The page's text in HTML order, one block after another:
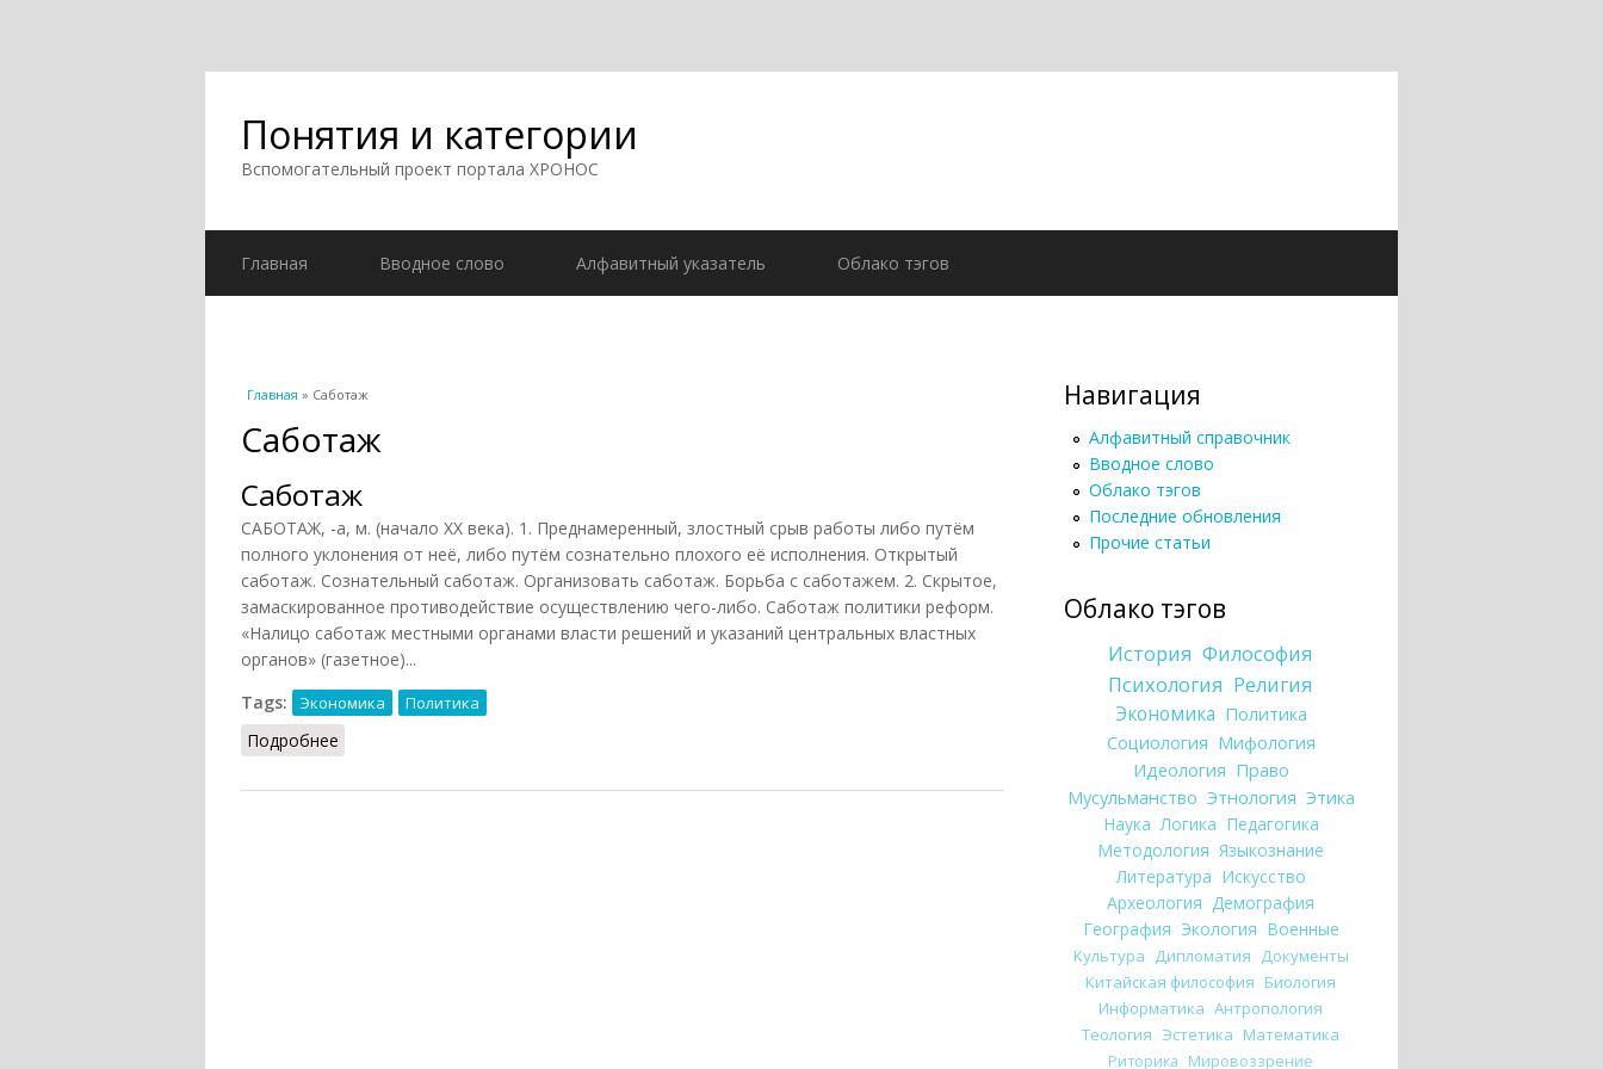
Понятия и категории
Вспомогательный проект портала ХРОНОС
Главная Вводное слово Алфавитный указатель Облако тэгов
Вы здесь
Главная » Саботаж
Саботаж
Саботаж
САБОТАЖ, -а, м. (начало XX века). 1 . Преднамеренный, злостный срыв работы либо путём
полного уклонения от неё, либо путём сознательно плохого её исполнения. Открытый
саботаж. Сознательный саботаж. Организовать саботаж. Борьба с саботажем. 2. Скрытое,
замаскированное противодействие осуществлению чего-либо. Саботаж политики реформ.
«Налицо саботаж местными органами власти решений и указаний центральных властных
органов» (газетное)...
Tags:
Экономика Политика
Подробнее
Навигация
Алфавитный справочник
Вводное слово
Облако тэгов
Последние обновления
Прочие статьи
Облако тэгов
История Философия
Психология Религия
Экономика Политика
Социология Мифология
Идеология Право
Мусульманство Этнология Этика
Наука Логика Педагогика
Методология Языкознание
Литература Искусство
Археология Демография
География Экология Военные
Культура Дипломатия Документы
Китайская философия Биология
Информатика Антропология
Теология Эстетика Математика
Риторика Мировоззрение